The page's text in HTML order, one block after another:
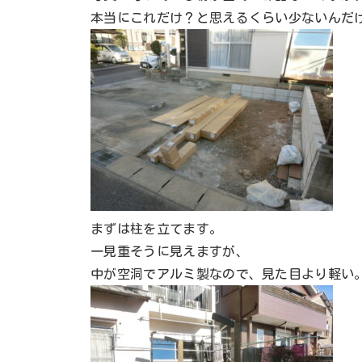
本当にこれだけ？と思えるくらい少ないんだ
まずは柱を立てます。
一見重そうに見えますが、
中が空洞でアルミ製なので、見た目より軽い。